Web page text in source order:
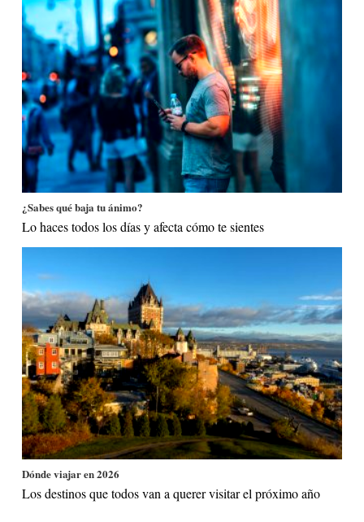
¿Sabes qué baja tu ánimo?
Lo haces todos los días y afecta cómo te sientes
Dónde viajar en 2026
Los destinos que todos van a querer visitar el próximo año